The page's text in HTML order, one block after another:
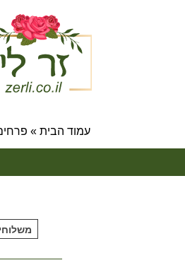
עמוד הבית »